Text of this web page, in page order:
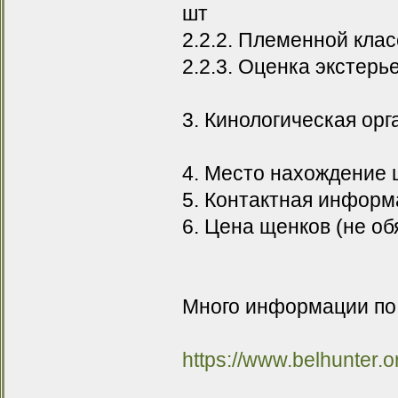
шт
2.2.2. Племенной
2.2.3. Оценка
3. Кинологическая
4. Место нахождение
5. Контактная
6. Цена щенков (не
Много информации по
https://